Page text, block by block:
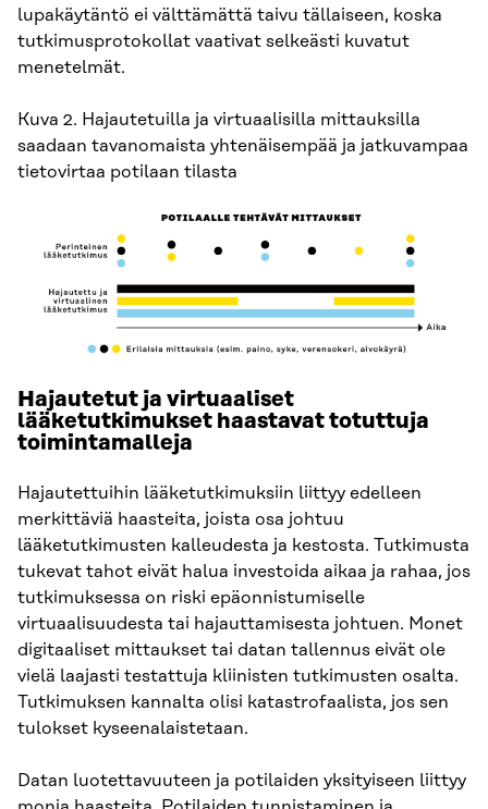
lupakäytäntö ei välttämättä taivu tällaiseen, koska
tutkimusprotokollat vaativat selkeästi kuvatut
menetelmät.
Kuva 2. Hajautetuilla ja virtuaalisilla mittauksilla
saadaan tavanomaista yhtenäisempää ja jatkuvampaa
tietovirtaa potilaan tilasta
Hajautetut ja virtuaaliset
lääketutkimukset haastavat totuttuja
toimintamalleja
Hajautettuihin lääketutkimuksiin liittyy edelleen
merkittäviä haasteita, joista osa johtuu
lääketutkimusten kalleudesta ja kestosta. Tutkimusta
tukevat tahot eivät halua investoida aikaa ja rahaa, jos
tutkimuksessa on riski epäonnistumiselle
virtuaalisuudesta tai hajauttamisesta johtuen. Monet
digitaaliset mittaukset tai datan tallennus eivät ole
vielä laajasti testattuja kliinisten tutkimusten osalta.
Tutkimuksen kannalta olisi katastrofaalista, jos sen
tulokset kyseenalaistetaan.
Datan luotettavuuteen ja potilaiden yksityiseen liittyy